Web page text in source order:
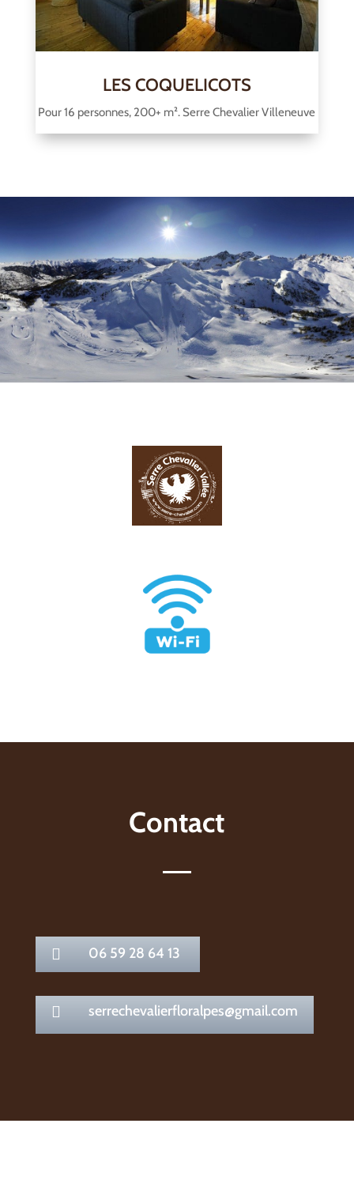
LES COQUELICOTS
Pour 16 personnes, 200+ m². Serre Chevalier Villeneuve
Contact
 06 59 28 64 13
 serrechevalierfloralpes@gmail.com